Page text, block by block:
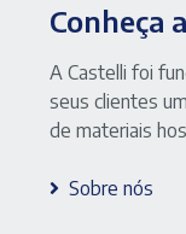
Conheça
A Castelli foi
seus clientes
de materiais
Sobre nós